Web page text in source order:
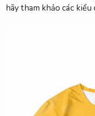
hãy tham khảo các